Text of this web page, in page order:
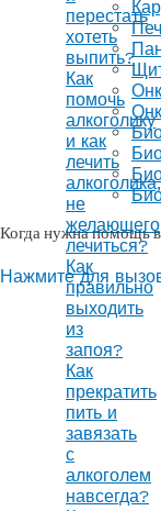
перестать
хотеть
выпить?
Как
помочь
алкоголику
и как
лечить
алкоголика,
не
желающего
лечиться?
Как
правильно
выходить
из
запоя?
Как
прекратить
пить и
завязать
с
алкоголем
навсегда?
Когда нужна помощь
Нажмите для